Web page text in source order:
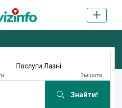
Послуги Лазні
Змінити
Знайти!